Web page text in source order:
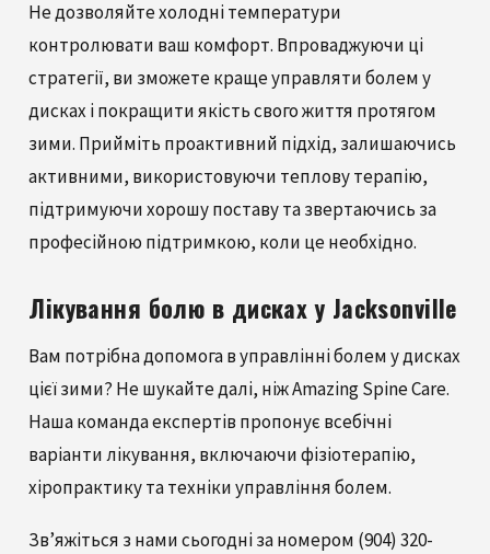
Не дозволяйте холодні температури
контролювати ваш комфорт. Впроваджуючи ці
стратегії, ви зможете краще управляти болем у
дисках і покращити якість свого життя протягом
зими. Прийміть проактивний підхід, залишаючись
активними, використовуючи теплову терапію,
підтримуючи хорошу поставу та звертаючись за
професійною підтримкою, коли це необхідно.
Лікування болю в дисках у Jacksonville
Вам потрібна допомога в управлінні болем у дисках
цієї зими? Не шукайте далі, ніж Amazing Spine Care.
Наша команда експертів пропонує всебічні
варіанти лікування, включаючи фізіотерапію,
хіропрактику та техніки управління болем.
Зв’яжіться з нами сьогодні за номером (904) 320-